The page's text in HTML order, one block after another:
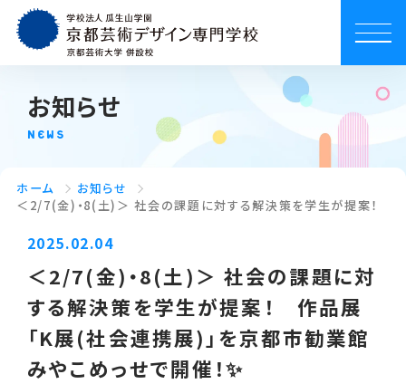
お知らせ
NEWS
ホーム
お知らせ
＜2/7(金)・8(土)＞ 社会の課題に対する解決策を学生が提案！　
2025.02.04
＜2/7(金)・8(土)＞ 社会の課題に対
する解決策を学生が提案！ 作品展
「K展(社会連携展)」を京都市勧業館
みやこめっせで開催！✨